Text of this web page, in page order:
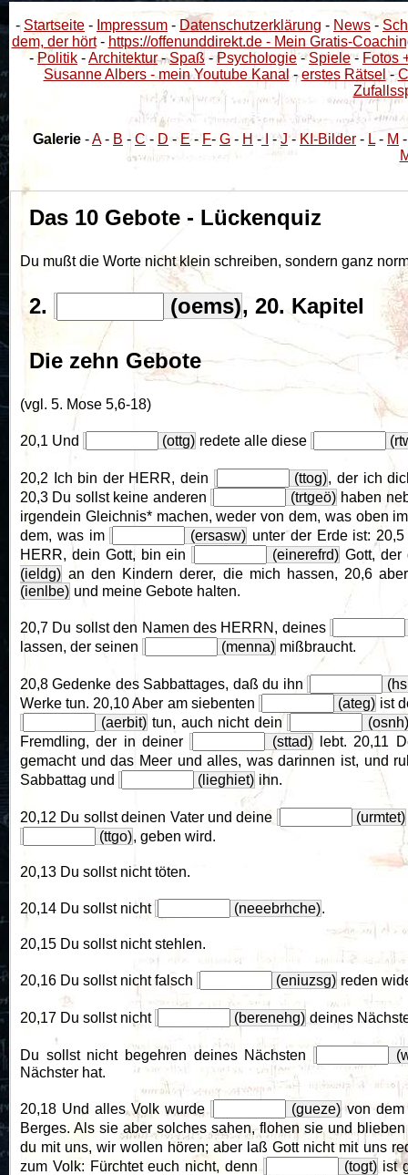
- Startseite - Impressum - Datenschutzerklärung - News -
dem, der hört- https://offenunddirekt.de - Mein Gratis-
-Politik -Architektur-Spaß -Psychologie-Spiele- Fotos
Susanne Albers - mein Youtube Kanal-erstes Rätsel -
Galerie -A- B - C- D - E- F- G - H - -J- KI-Bilder - L - M
Das 10 Gebote - Lückenquiz
Du mußt die Worte nicht klein schreiben, sondern ganz
2. (oems), 20. Kapitel
Die zehn Gebote
(vgl. 5. Mose 5,6-18)
20,1 Und (ottg) redete alle diese
20,2 Ich bin der HERR, dein (ttog), der ich
20,3 Du sollst keine anderen
(trtgeö) haben
irgendein Gleichnis* machen, weder von dem, was oben
dem, was im
(ersasw) unter der Erde ist:
HERR, dein Gott, bin ein
(einerefrd) Gott, der
(ieldg) an den Kindern derer, die mich hassen, 20,6
(ienlbe) und meine Gebote halten.
20,7 Du sollst den Namen des HERRN, deines
lassen, der seinen
(menna) mißbraucht.
20,8 Gedenke des Sabbattages, daß du ihn
Werke tun. 20,10 Aber am siebenten
(ateg) ist
(aerbit) tun, auch nicht dein
(osnh)
Fremdling, der in deiner
(sttad) lebt. 20,11
gemacht und das Meer und alles, was darinnen ist, und
Sabbattag und
(lieghiet) ihn.
20,12 Du sollst deinen Vater und deine (urmtet)
(ttgo), geben wird.
20,13 Du sollst nicht töten.
20,14 Du sollst nicht (neeebrhche).
20,15 Du sollst nicht stehlen.
20,16 Du sollst nicht falsch (eniuzsg) reden
20,17 Du sollst nicht (berenehg) deines
Du sollst nicht begehren deines Nächsten
Nächster hat.
20,18 Und alles Volk wurde (gueze)von dem
Berges. Als sie aber solches sahen, flohen sie und
du mit uns, wir wollen hören; aber laß Gott nicht mit uns
zum Volk: Fürchtet euch nicht, denn
(togt)ist